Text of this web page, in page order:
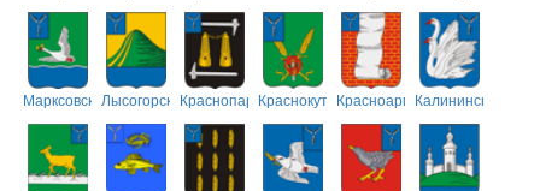
МарксовскийЛысогорскийКраснопартизанский
КраснокутскийКрасноармейский
Калининский